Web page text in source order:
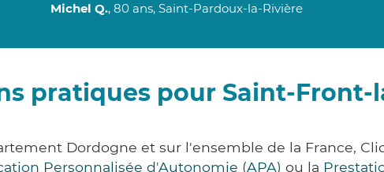
Michel Q., 80 ans, Saint-Pardoux-la-Rivière
pratiques pour Saint-Front-
Dordogne et sur l'ensemble de la France,
Personnalisée d'Autonomie (APA) ou la